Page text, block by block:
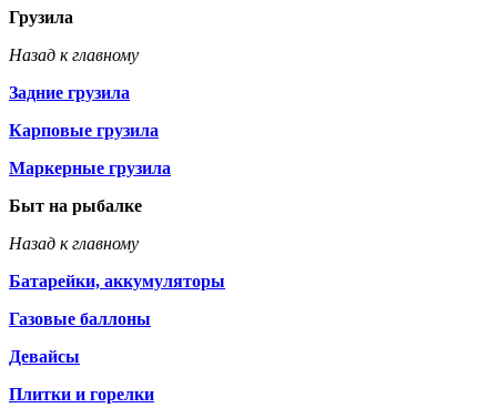
Грузила
Назад к главному
Задние грузила
Карповые грузила
Маркерные грузила
Быт на рыбалке
Назад к главному
Батарейки, аккумуляторы
Газовые баллоны
Девайсы
Плитки и горелки